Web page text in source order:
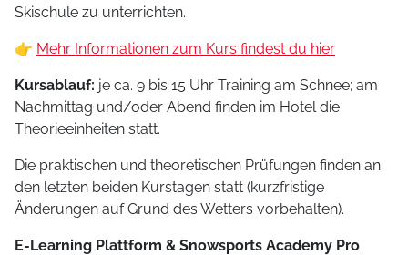
Skischule zu unterrichten.
👉 Mehr Informationen zum Kurs findest du hier
Kursablauf: je ca. 9 bis 15 Uhr Training am Schnee; am
Nachmittag und/oder Abend finden im Hotel die
Theorieeinheiten statt.
Die praktischen und theoretischen Prüfungen finden an
den letzten beiden Kurstagen statt (kurzfristige
Änderungen auf Grund des Wetters vorbehalten).
E-Learning Plattform & Snowsports Academy Pro